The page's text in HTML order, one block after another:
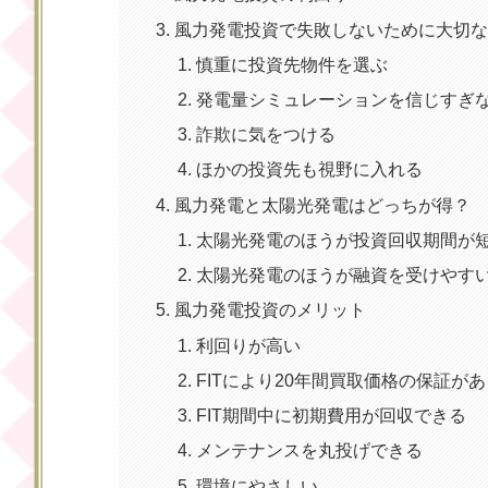
風力発電投資で失敗しないために大切
慎重に投資先物件を選ぶ
発電量シミュレーションを信じすぎ
詐欺に気をつける
ほかの投資先も視野に入れる
風力発電と太陽光発電はどっちが得？
太陽光発電のほうが投資回収期間が
太陽光発電のほうが融資を受けやす
風力発電投資のメリット
利回りが高い
FITにより20年間買取価格の保証があ
FIT期間中に初期費用が回収できる
メンテナンスを丸投げできる